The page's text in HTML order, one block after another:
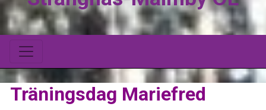
Träningsdag Mariefred